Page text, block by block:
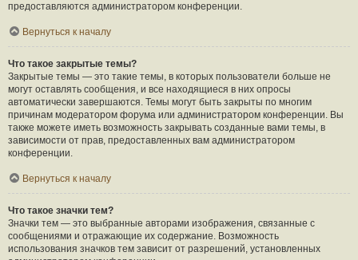
предоставляются администратором конференции.
Вернуться к началу
Что такое закрытые темы?
Закрытые темы — это такие темы, в которых пользователи больше не
могут оставлять сообщения, и все находящиеся в них опросы
автоматически завершаются. Темы могут быть закрыты по многим
причинам модератором форума или администратором конференции. Вы
также можете иметь возможность закрывать созданные вами темы, в
зависимости от прав, предоставленных вам администратором
конференции.
Вернуться к началу
Что такое значки тем?
Значки тем — это выбранные авторами изображения, связанные с
сообщениями и отражающие их содержание. Возможность
использования значков тем зависит от разрешений, установленных